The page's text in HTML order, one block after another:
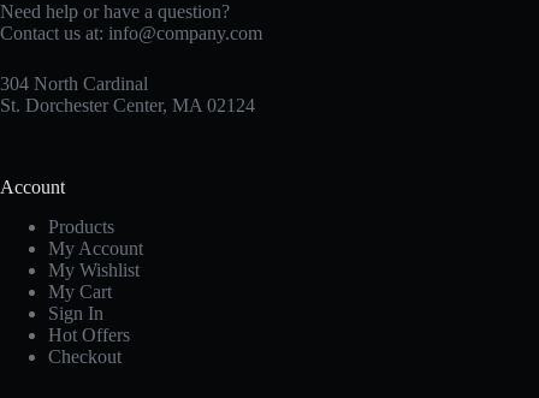
Need help or have a question?
Contact us at: info@company.com
304 North Cardinal
St. Dorchester Center, MA 02124
Account
Products
My Account
My Wishlist
My Cart
Sign In
Hot Offers
Checkout